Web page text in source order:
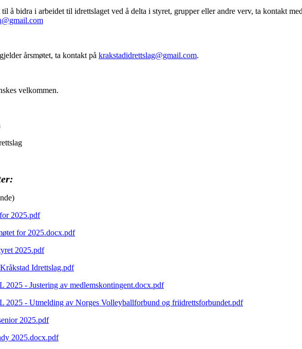
å bidra i arbeidet til idrettslaget ved å delta i styret, grupper eller andre verv, ta kontakt
årsmøtet, ta kontakt på krakstadidrettslag@gmail.com.
velkommen.
2025.pdf
for 2025.docx.pdf
2025.pdf
Idrettslag.pdf
2025 - Justering av medlemskontingent.docx.pdf
2025 - Utmelding av Norges Volleyballforbund og friidrettsforbundet.pdf
2025.pdf
2025.docx.pdf